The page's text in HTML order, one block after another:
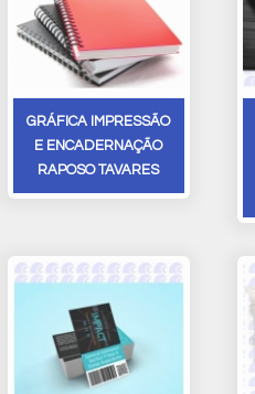
GRÁFICA IMPRESSÃO
E ENCADERNAÇÃO
RAPOSO TAVARES